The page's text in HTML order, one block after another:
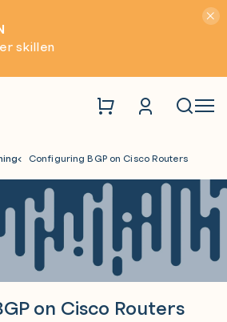
skillen
Configuring BGP on Cisco Routers
on Cisco Routers